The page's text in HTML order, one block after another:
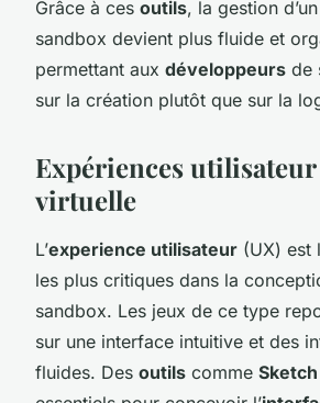
Grâce à ces outils, la gestion d’un
sandbox devient plus fluide et
permettant aux développeurs de
sur la création plutôt que sur la
Expériences
virtuelle
L’experience utilisateur (UX) est
les plus critiques dans la
sandbox. Les jeux de ce type
sur une interface intuitive et des
fluides. Des outils comme Sketch